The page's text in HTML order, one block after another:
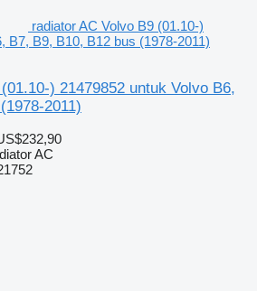
radiator AC Volvo B9 (01.10-)
B7, B9, B10, B12 bus (1978-2011)
) 21479852 untuk Volvo B6,
2011)
AC